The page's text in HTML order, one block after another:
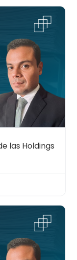
las Holdings